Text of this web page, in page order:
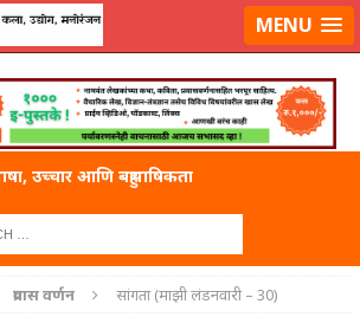
करा|लेखक नोंदणी कराMENU
उच्चार आणि बहुभाषिकता
– एक अफलातून धातू (COPPER)
प्रवास वर्णन सांगता (माझी लंडनवारी – 30)